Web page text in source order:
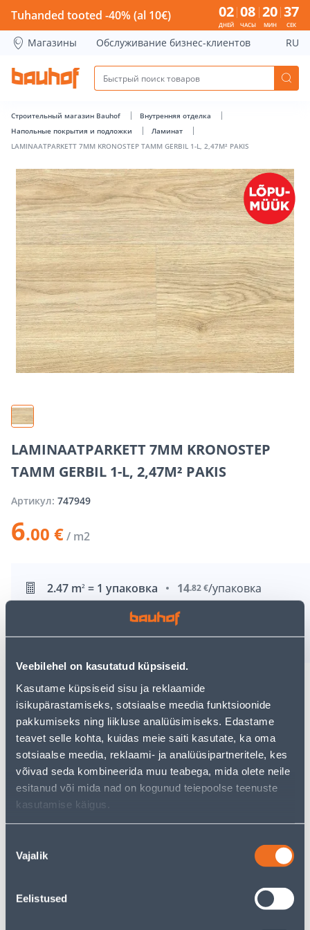
Veebilehel on kasutatud küpsiseid.
Kasutame küpsiseid sisu ja reklaamide
isikupärastamiseks, sotsiaalse meedia funktsioonide
pakkumiseks ning liikluse analüüsimiseks. Edastame
teavet selle kohta, kuidas meie saiti kasutate, ka oma
sotsiaalse meedia, reklaami- ja analüüsipartneritele, kes
võivad seda kombineerida muu teabega, mida olete neile
esitanud või mida nad on kogunud teiepoolse teenuste
kasutamise käigus.
valik
Vajalik
Eelistused
LAMINAATPARKETT 7MM KRONOSTEP TAMM GERBIL 1-L,
Tuhanded tooted -40% (al 10€) 02
ДНЕЙ
08
ЧАСЫ
20
МИН
36
СЕК
Магазины Обслуживание бизнес-клиентов RU
Строительный магазин Bauhof
Внутренняя отделка
Напольные покрытия и подложки
Ламинат
LAMINAATPARKETT 7MM KRONOSTEP TAMM GERBIL 1-L, 2,47M² PAKIS
LAMINAATPARKETT 7MM KRONOSTEP
TAMM GERBIL 1-L, 2,47M² PAKIS
Артикул: 747949
6.00 €/ m2
2.47 m2 = 1 упаковка 14.82 €/упаковка
ДОБАВИТЬ В КОРЗИНУ
Посмотреть наличие
• 1-lipiline laminaatparkett.
• Paneeli paksus on 7 mm ja kasutusklass on 32.
• Pakis on 7 paneeli ehk 1,76 m².
• 14-päevane tagastusõigus.